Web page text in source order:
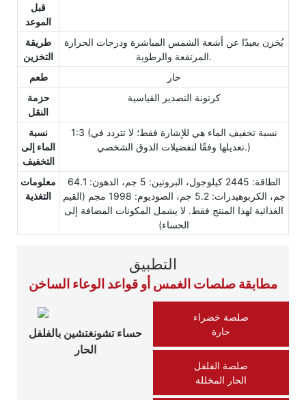
قبل
الموعد
طريقة
التخزين
يُخزن بعيدًا عن أشعة الشمس المباشرة ودرجات الحرارة
المرتفعة والرطوبة.
طعم
حار
حزمة
النقل
كرتونة التصدير القياسية
نسبة
الماء إلى
التخفيف
1:3 (نسبة تخفيف الماء هي للإشارة فقط؛ لا تتردد في
تعديلها وفقًا لتفضيلات الذوق الشخصي.)
معلومات
التغذية
الطاقة: 2445 كيلوجول، البروتين: 5 جم، الدهون: 64.1
جم، الكربوهيدرات: 5.2 جم، الصوديوم: 1998 مجم (القيم
الغذائية لهذا المنتج فقط. لا يشمل المكونات المضافة إلى
الحساء)
مطابقة صلصات الغمس أو قواعد الوعاء الساخن
حساء تشونغتشين بالفلفل
الحار
صلصة خضراء
حارة
صلصة الفلفل
الحار المخللة